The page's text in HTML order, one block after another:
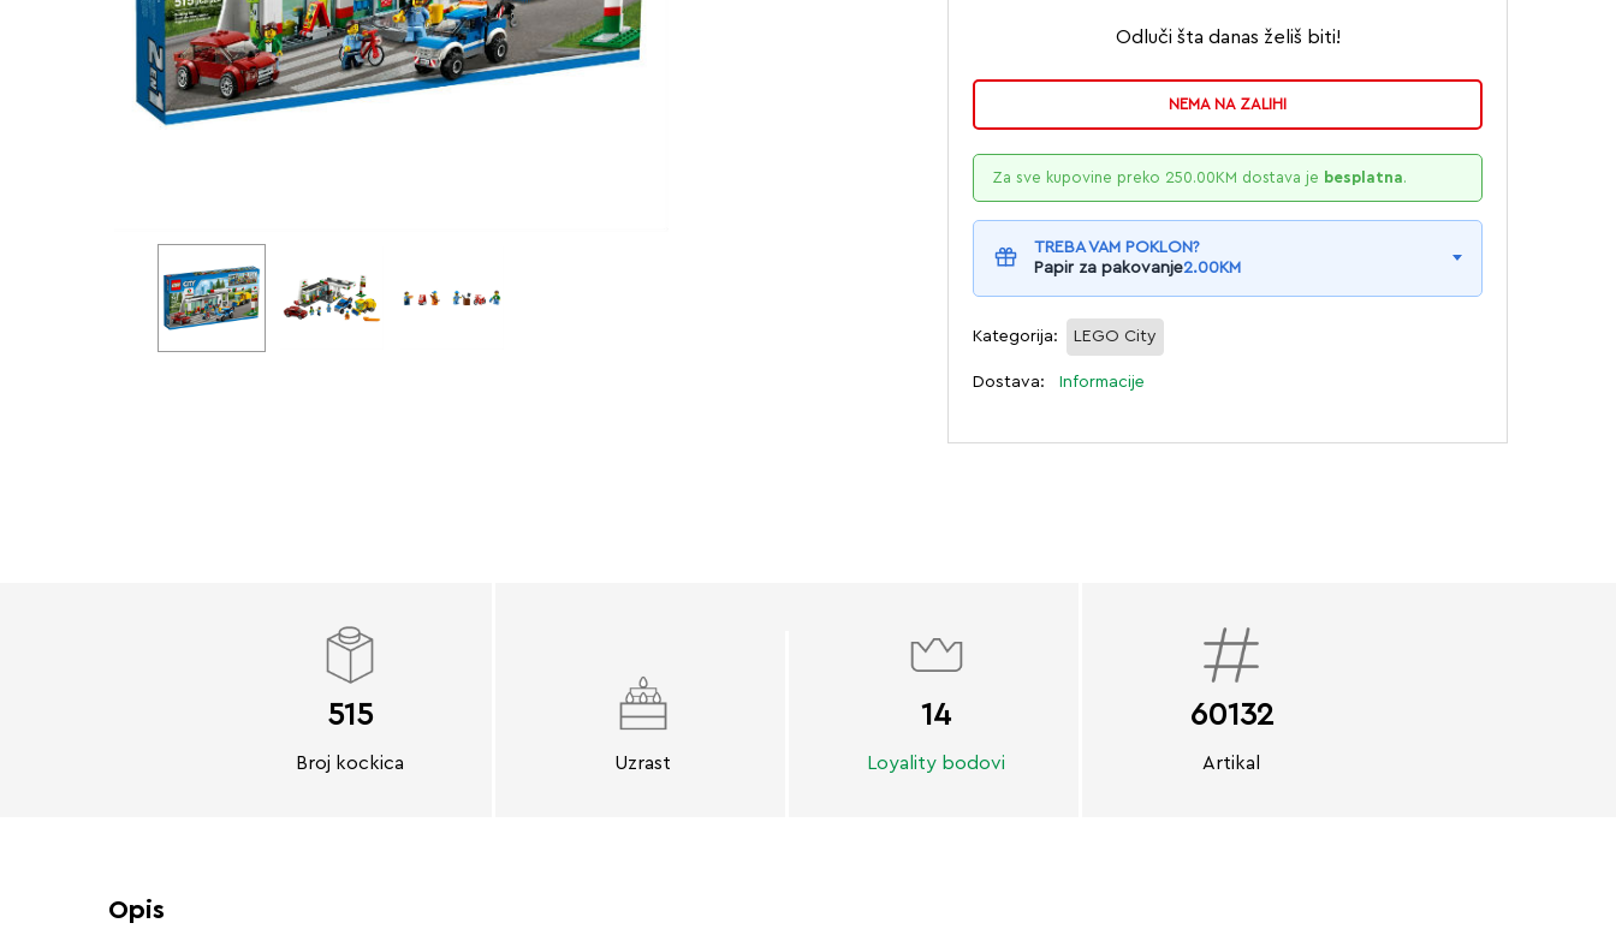
Odluči šta danas želiš biti!
NEMA NA ZALIHI
Za sve kupovine preko 250.00KM dostava je besplatna.
TREBA VAM POKLON?
Papir za pakovanje2.00KM
Kategorija: LEGO City
Dostava: Informacije
515
Broj kockica Uzrast
14
Loyality bodovi
60132
Artikal
Opis